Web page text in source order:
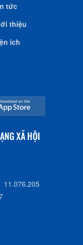
tức
thiệu
ích
XÃ HỘI
11.076.205